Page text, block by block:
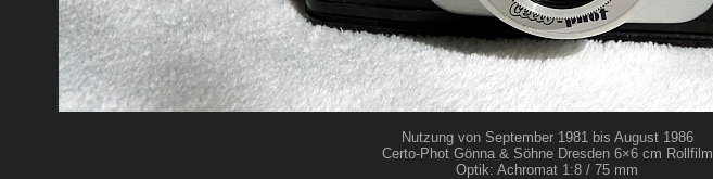
Nutzung von September 1981 bis August 1986
Certo-Phot Gönna & Söhne Dresden 6×6 cm Rollfilm
Optik: Achromat 1:8 / 75 mm